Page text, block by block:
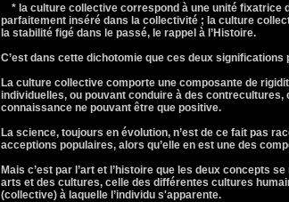
* la culture collective correspond à une unité fixatrice
parfaitement inséré dans la collectivité ; la culture
la stabilité figé dans le passé, le rappel à l’Histoire.
C’est dans cette dichotomie que ces deux significations
La culture collective comporte une composante de
individuelles, ou pouvant conduire à des
connaissance ne pouvant être que positive.
La science, toujours en évolution, n’est de ce fait pas
acceptions populaires, alors qu’elle en est une des
Mais c’est par l’art et l’histoire que les deux concepts
arts et des cultures, celle des différentes cultures
(collective) à laquelle l’individu s'apparente.